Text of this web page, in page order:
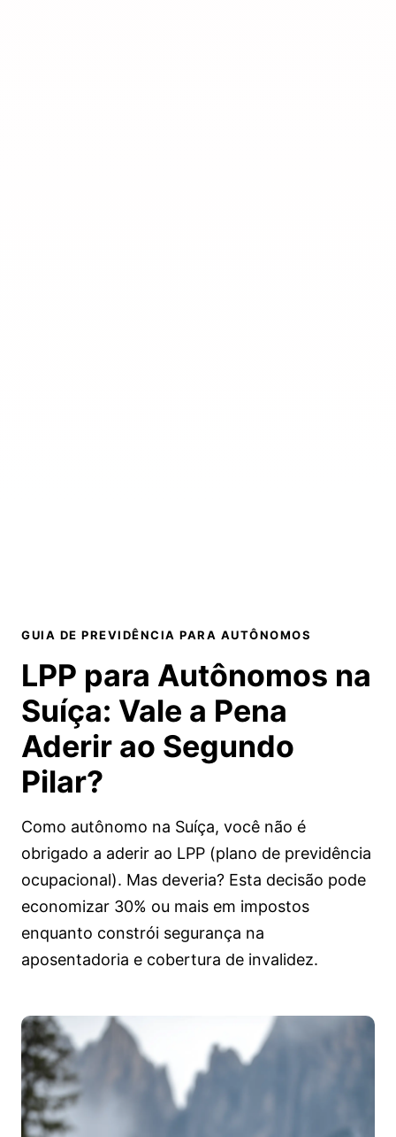
GUIA DE PREVIDÊNCIA PARA AUTÔNOMOS
LPP para Autônomos na
Suíça: Vale a Pena
Aderir ao Segundo
Pilar?
Como autônomo na Suíça, você não é
obrigado a aderir ao LPP (plano de previdência
ocupacional). Mas deveria? Esta decisão pode
economizar 30% ou mais em impostos
enquanto constrói segurança na
aposentadoria e cobertura de invalidez.